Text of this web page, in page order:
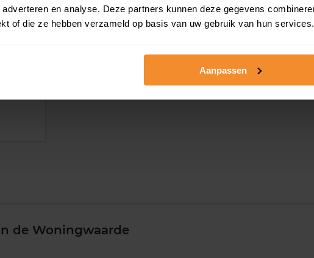
adverteren en analyse. Deze partners kunnen deze gegevens
of die ze hebben verzameld op basis van uw gebruik van hun services.
Aanpassen
de Woningwaarde